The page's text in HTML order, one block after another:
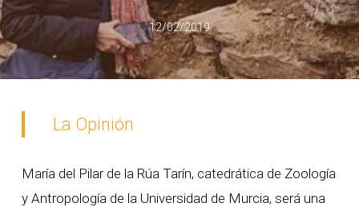
12/02/2019
La Opinión
María del Pilar de la Rúa Tarín, catedrática de Zoología
y Antropología de la Universidad de Murcia, será una